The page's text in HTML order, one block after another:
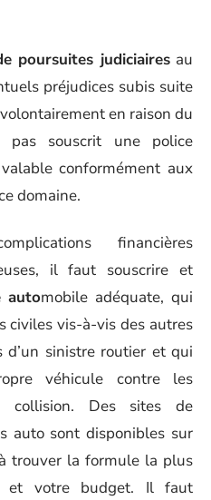
poursuites judiciairesau
préjudices subis suite
en raison du
pas souscrit une police
conformément aux
domaine.
financières
il faut souscrire et
automobile adéquate, qui
civiles vis-à-vis des autres
sinistre routier et qui
véhicule contre les
collision. Des sites de
auto sont disponibles sur
trouver la formule la plus
et votre budget. Il faut